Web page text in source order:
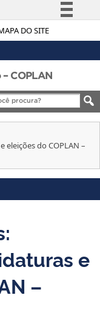
DO SITE
Legislação
Canais
COPLAN
eleições do COPLAN –
e
–